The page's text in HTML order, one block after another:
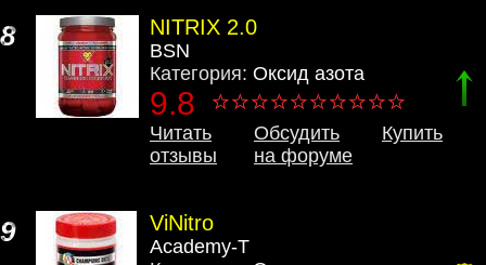
8 NITRIX 2.0
BSN
Категория: Оксид азота
9.8
Читать
отзывы
Обсудить
на форуме
Купить
9 ViNitro
Academy-T